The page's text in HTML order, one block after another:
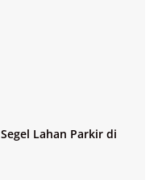
Lahan Parkir di